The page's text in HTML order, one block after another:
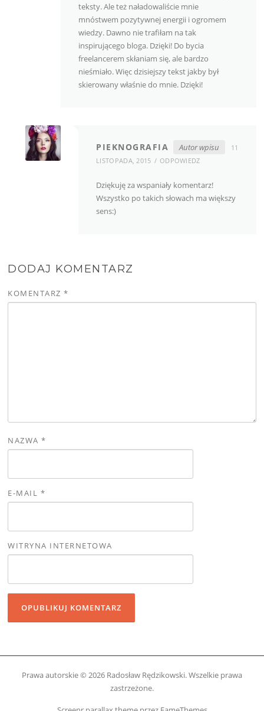
teksty. Ale też naładowaliście mnie
mnóstwem pozytywnej energii i ogromem
wiedzy. Dawno nie trafiłam na tak
inspirującego bloga. Dzięki! Do bycia
freelancerem skłaniam się, ale bardzo
nieśmiało. Więc dzisiejszy tekst jakby był
skierowany właśnie do mnie. Dzięki!
PIEKNOGRAFIA Autor wpisu
11
LISTOPADA, 2015
ODPOWIEDZ
Dziękuję za wspaniały komentarz!
Wszystko po takich słowach ma większy
sens:)
DODAJ KOMENTARZ
KOMENTARZ*
NAZWA*
E-MAIL *
WITRYNA INTERNETOWA
Prawa autorskie © 2026 Radosław Rędzikowski. Wszelkie prawa
zastrzeżone.